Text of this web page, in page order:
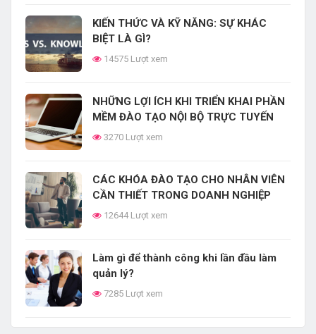
KIẾN THỨC VÀ KỸ NĂNG: SỰ KHÁC
BIỆT LÀ GÌ?
14575 Lượt xem
NHỮNG LỢI ÍCH KHI TRIỂN KHAI PHẦN
MỀM ĐÀO TẠO NỘI BỘ TRỰC TUYẾN
3270 Lượt xem
CÁC KHÓA ĐÀO TẠO CHO NHÂN VIÊN
CẦN THIẾT TRONG DOANH NGHIỆP
12644 Lượt xem
Làm gì để thành công khi lần đầu làm
quản lý?
7285 Lượt xem